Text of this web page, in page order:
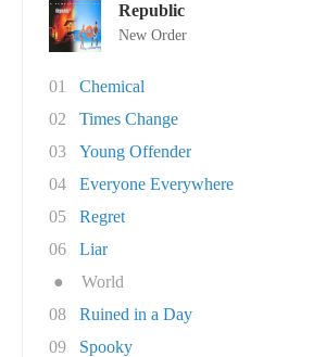
Republic
New Order
01
Chemical
02
Times Change
03
Young Offender
04
Everyone Everywhere
05
Regret
06
Liar
●
World
08
Ruined in a Day
09
Spooky